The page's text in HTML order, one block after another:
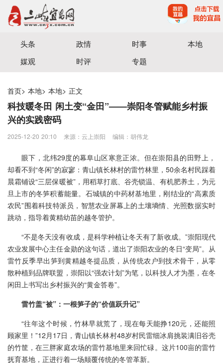
宜昌三峡融媒体中心主办
头条 政情 时事
本地
媒观
时评 专题
首页> 本地> 本地> 正文
科技暖冬田 闲土变“金田”——崇阳冬管赋能乡村振
兴的实践密码
2025-12-20 20:10 来源：云上崇阳 编辑：胡伟龙
眼下，北纬29度的幕阜山区寒意正浓。但在崇阳县的田野上，
却看不到“冬闲”的寂寥：青山镇长林村的雷竹林里，50余名村民踩着
晨霜铺设“三层保暖被”，用稻草打底、谷壳锁温、有机肥养土，为元
旦上市的冬笋积蓄能量。石城镇的中药材基地里，刚结业的“高素质
农民”围着科技特派员，智慧农业屏幕上的土壤墒情、光照数据实时
跳动，指导着黄精幼苗的越冬管护。
“不是冬天没有收成，是科学种植让冬天有了新收成。”崇阳现代
农业发展中心主任金勋的这句话，道出了崇阳农业的冬日“变局”。从
雷竹反季早出笋到黄精越冬提品质，从传统农户到技术骨干，从零
散种植到品牌联盟，崇阳以“强农计划”为笔，以科技人才为墨，在冬
闲田上书写出乡村振兴的“黄金答卷”。
雷竹盖“被”：一根笋子的“价值跃升记”
“往年这个时候，竹林早就荒了，现在每天能挣120元，还能照
顾家里！”12月17日，青山镇长林村48岁村民雷细冰肩挑装满旧谷壳
的竹筐，在三胖家庭农场的雷竹基地里来回忙碌。这片100亩的雷竹
抚育基地，正进行着一场颠覆传统的冬管革新。